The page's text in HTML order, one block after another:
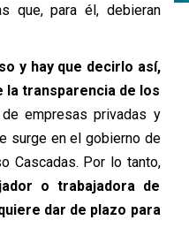
que, para él, debieran
y hay que decirlo así,
la transparencia de los
empresas privadas y
surge en el gobierno de
Cascadas. Por lo tanto,
o trabajadora de
dar de plazo para